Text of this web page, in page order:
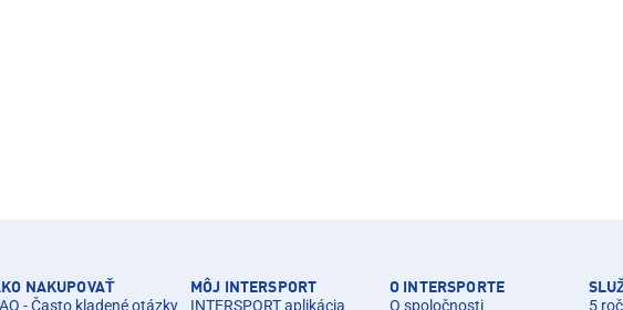
NAKUPOVAŤ
- Často kladené otázky
MÔJ INTERSPORT
INTERSPORT aplikácia
O INTERSPORTE
O spoločnosti 5